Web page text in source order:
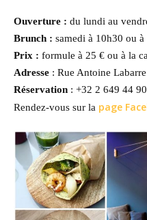
Ouverture : du lundi au
Brunch : samedi à 10h30 ou à
Prix : formule à 25 € ou à la
Adresse : Rue Antoine
Réservation : +32 2 649 44 90
Rendez-vous sur la page